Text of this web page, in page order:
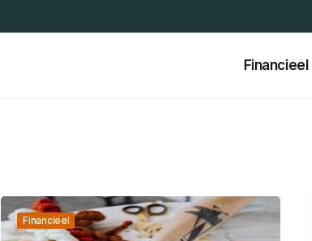
Financieel
Financieel